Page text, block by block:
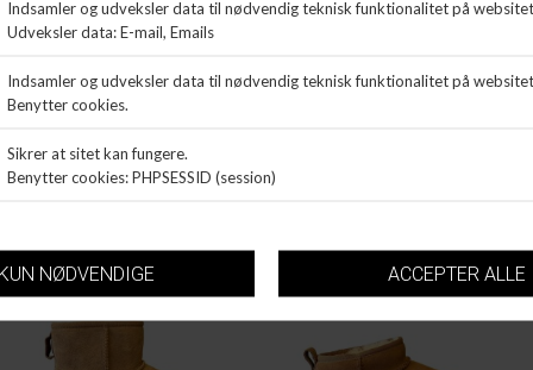
ART MASTER
DKK 1.299,99
CLASSIC MINI